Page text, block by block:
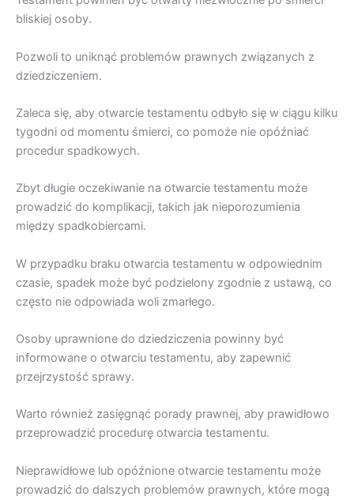
bliskiej osoby.
Pozwoli to uniknąć problemów prawnych związanych z
dziedziczeniem.
Zaleca się, aby otwarcie testamentu odbyło się w ciągu kilku
tygodni od momentu śmierci, co pomoże nie opóźniać
procedur spadkowych.
Zbyt długie oczekiwanie na otwarcie testamentu może
prowadzić do komplikacji, takich jak nieporozumienia
między spadkobiercami.
W przypadku braku otwarcia testamentu w odpowiednim
czasie, spadek może być podzielony zgodnie z ustawą, co
często nie odpowiada woli zmarłego.
Osoby uprawnione do dziedziczenia powinny być
informowane o otwarciu testamentu, aby zapewnić
przejrzystość sprawy.
Warto również zasięgnąć porady prawnej, aby prawidłowo
przeprowadzić procedurę otwarcia testamentu.
Nieprawidłowe lub opóźnione otwarcie testamentu może
prowadzić do dalszych problemów prawnych, które mogą